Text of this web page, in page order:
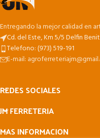
Entregando la mejor calidad en
Cd. del Este, Km 5/5 Delfin
Telefono: (973) 519-191
E-mail:
REDES SOCIALES
JM FERRETERIA
MAS INFORMACION